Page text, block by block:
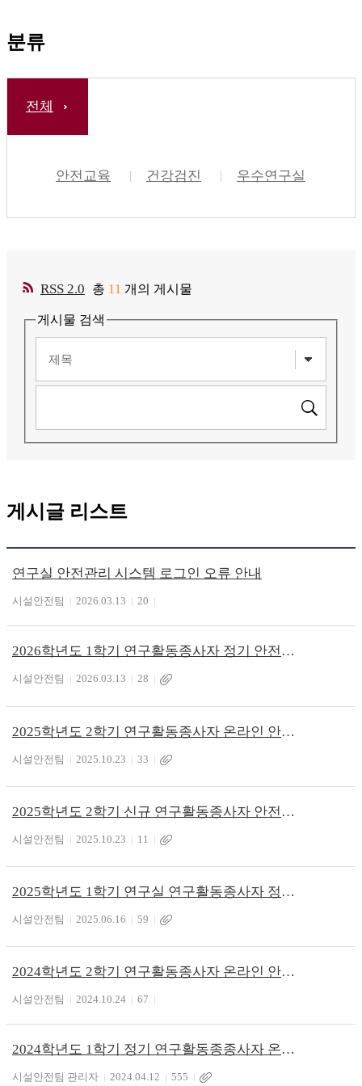
분류
전체
안전교육 건강검진 우수연구실
RSS 2.0 총 11 개의 게시물
게시물 검색
게시글 리스트
연구실 안전관리 시스템 로그인 오류 안내
시설안전팀 2026.03.13 20
2026학년도 1학기 연구활동종사자 정기 안전교육 시행 안내(온라인)
시설안전팀 2026.03.13 28
2025학년도 2학기 연구활동종사자 온라인 안전교육 시행 안내(정기)
시설안전팀 2025.10.23 33
2025학년도 2학기 신규 연구활동종사자 안전교육(집합교육) 일정 안내
시설안전팀 2025.10.23 11
2025학년도 1학기 연구실 연구활동종사자 정기 안전교육 안내
시설안전팀 2025.06.16 59
2024학년도 2학기 연구활동종사자 온라인 안전교육 안내(정기)
시설안전팀 2024.10.24 67
2024학년도 1학기 정기 연구활동종종사자 온라인 안전교육 이수 안내
시설안전팀 관리자 2024.04.12 555